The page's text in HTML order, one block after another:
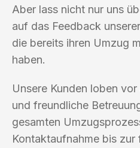
Aber lass nicht nur uns
auf das Feedback
die bereits ihren Umzug
haben.
Unsere Kunden loben
und freundliche
gesamten
Kontaktaufnahme bis